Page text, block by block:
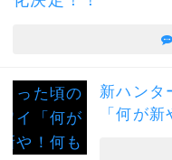
新ハンタ
「何が